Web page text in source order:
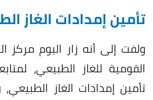
تأمين إمدادات الغاز
ولفت إلى أنه زار اليوم مركز
القومية للغاز الطبيعي،
تأمين إمدادات الغاز